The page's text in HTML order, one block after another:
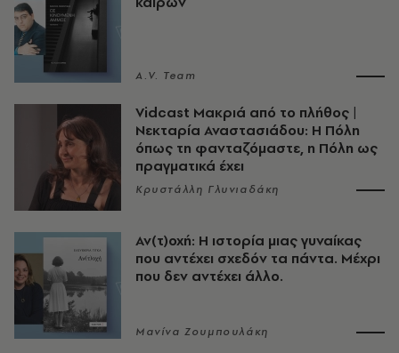
A.V. Team
Vidcast Μακριά από το πλήθος |
Νεκταρία Αναστασιάδου: Η Πόλη
όπως τη φανταζόμαστε, η Πόλη ως
πραγματικά έχει
Κρυστάλλη Γλυνιαδάκη
Αν(τ)οχή: Η ιστορία μιας γυναίκας
που αντέχει σχεδόν τα πάντα. Μέχρι
που δεν αντέχει άλλο.
Μανίνα Ζουμπουλάκη